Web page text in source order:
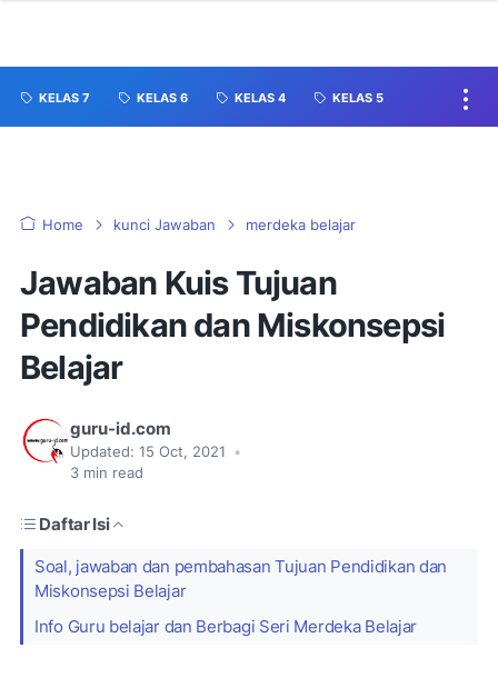
KELAS 7 KELAS 6 KELAS 4 KELAS 5
Home kunci Jawaban merdeka belajar
Jawaban Kuis Tujuan
Pendidikan dan Miskonsepsi
Belajar
guru-id.com
Updated: 15 Oct, 2021
•
3 min read
Daftar Isi
Soal, jawaban dan pembahasan Tujuan Pendidikan dan
Miskonsepsi Belajar
Info Guru belajar dan Berbagi Seri Merdeka Belajar